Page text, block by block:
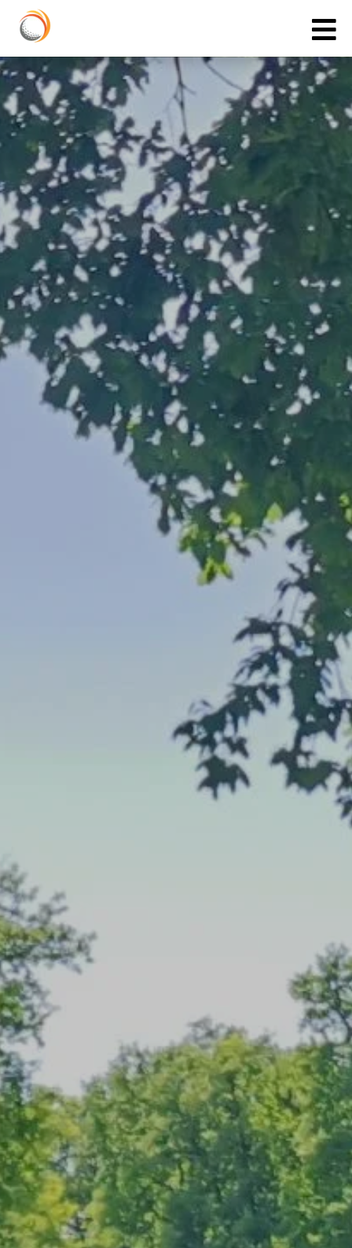
Cookies management panel